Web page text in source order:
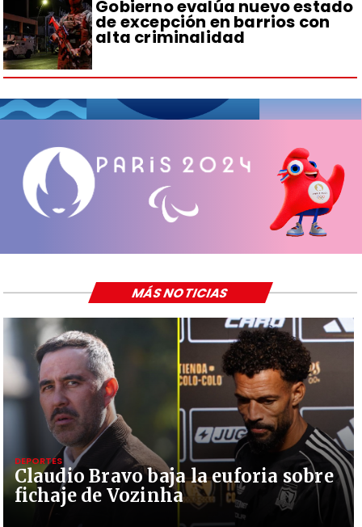
Gobierno evalúa nuevo estado
de excepción en barrios con
alta criminalidad
Claudio Bravo baja la euforia sobre
fichaje de Vozinha
DEPORTES
MÁS NOTICIAS